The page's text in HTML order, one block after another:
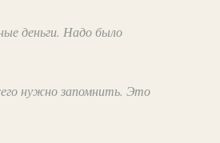
деньги. Надо было
нужно запомнить. Это